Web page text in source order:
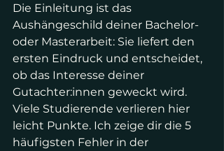
Die Einleitung ist das
Aushängeschild deiner Bachelor-
oder Masterarbeit: Sie liefert den
ersten Eindruck und entscheidet,
ob das Interesse deiner
Gutachter:innen geweckt wird.
Viele Studierende verlieren hier
leicht Punkte. Ich zeige dir die 5
häufigsten Fehler in der